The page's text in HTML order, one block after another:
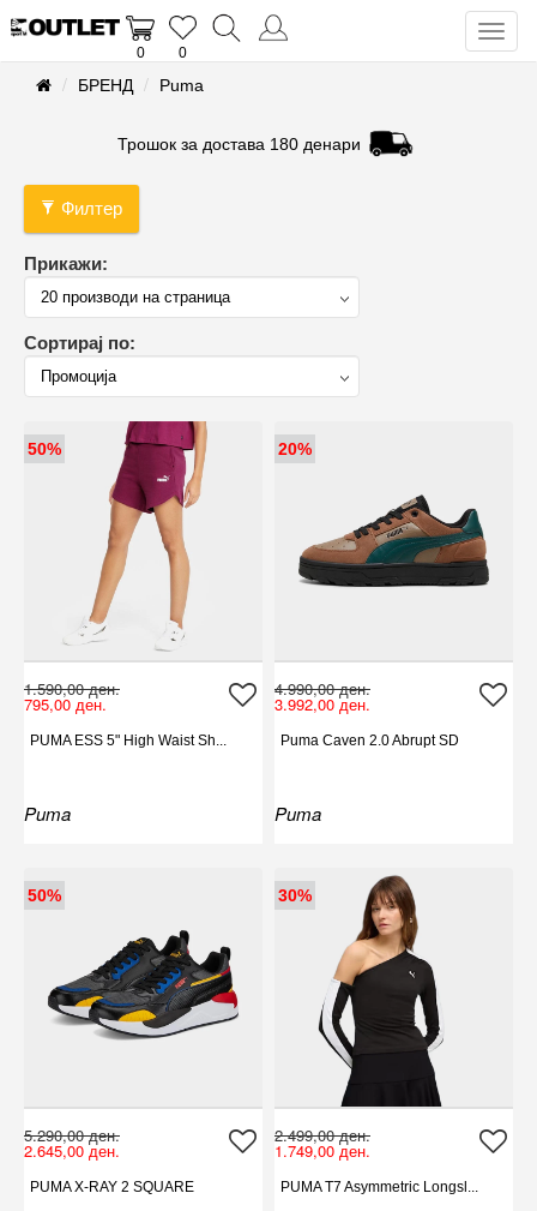
0 0
БРЕНД Puma
Трошок за достава 180 денари
Филтер
Прикажи:
Сортирај по:
50%
1.590,00 ден.
795,00 ден.
PUMA ESS 5" High Waist Sh...
Puma
20%
4.990,00 ден.
3.992,00 ден.
Puma Caven 2.0 Abrupt SD
Puma
50%
5.290,00 ден.
2.645,00 ден.
PUMA X-RAY 2 SQUARE
30%
2.499,00 ден.
1.749,00 ден.
PUMA T7 Asymmetric Longsl...